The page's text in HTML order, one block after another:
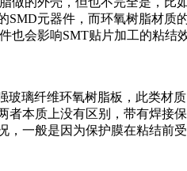
SMD元器件，而环氧树脂材质
也会影响SMT贴片加工的粘结
玻璃纤维环氧树脂板，此类材
者本质上没有区别，带有焊接
，一般是因为保护膜在粘结前